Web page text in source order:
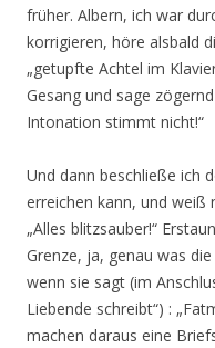
früher. Albern, ich war
korrigieren, höre alsbald
„getupfte Achtel im
Gesang und sage
Intonation stimmt nicht!“
Und dann beschließe ich
erreichen kann, und weiß
„Alles blitzsauber!“
Grenze, ja, genau was
wenn sie sagt (im
Liebende schreibt“) :
machen daraus eine